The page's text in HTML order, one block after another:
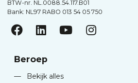
BTW-nr. NL.0088.54.117.B01
Bank: NL97 RABO 013 54 05 750
Beroep
—
Bekijk alles